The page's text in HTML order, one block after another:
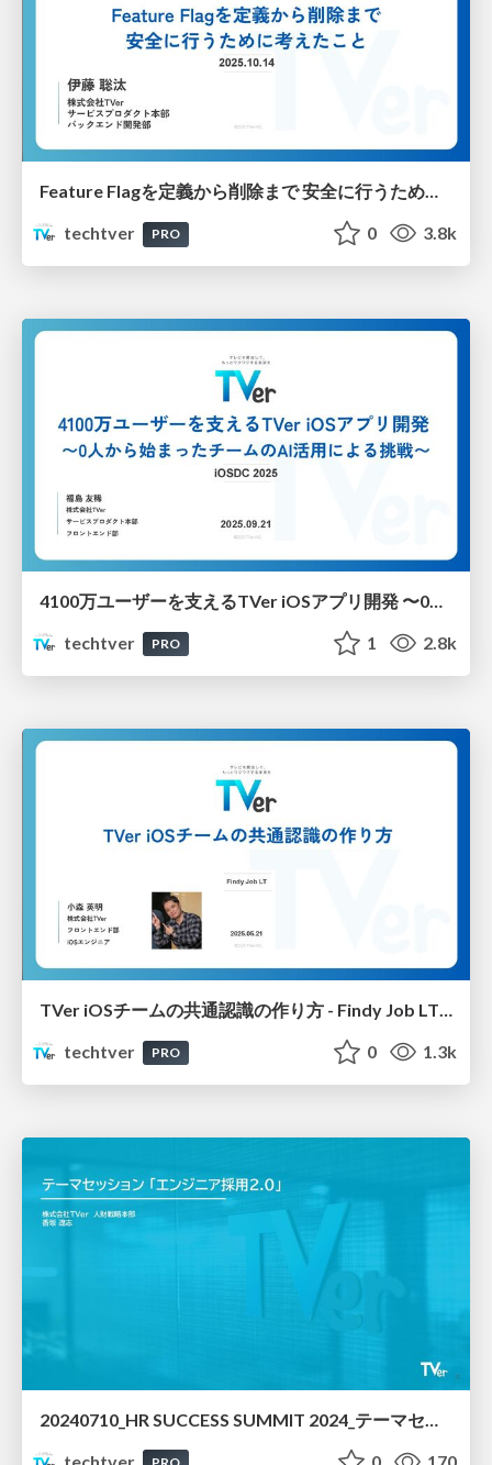
Feature Flagを定義から削除まで 安全に行うために考えたこと
techtver
PRO 0 3.8k
4100万ユーザーを支えるTVer iOSアプリ開発 〜0人から始まったチームのAI活用による挑戦〜
techtver
PRO 1 2.8k
TVer iOSチームの共通認識の作り方 - Findy Job LT iOSアプリ開発の裏側 開発組織が向き合う課題とこれから
techtver
PRO 0 1.3k
techtver
0 170